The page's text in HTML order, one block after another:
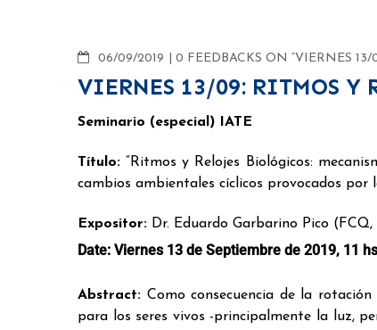
06/09/2019 COMMENTS
0 FEEDBACKS ON “VIERNES
VIERNES 13/09: RITMOS Y
Seminario (especial) IATE
Título: “Ritmos y Relojes Biológicos:
cambios ambientales cíclicos provocados por
Expositor: Dr. Eduardo Garbarino Pico
Date: Viernes 13 de Septiembre de 2019, 11
Abstract: Como consecuencia de la
para los seres vivos -principalmente la luz,